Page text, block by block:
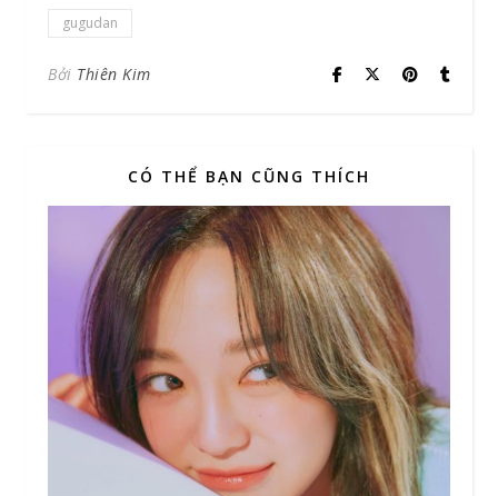
gugudan
Bởi Thiên Kim
CÓ THỂ BẠN CŨNG THÍCH